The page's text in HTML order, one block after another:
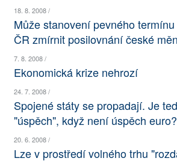
18. 8. 2008 /
Může stanovení pevného
ČR zmírnit posilovnání české
7. 8. 2008 /
Ekonomická krize nehrozí
24. 7. 2008 /
Spojené státy se propadají. Je
"úspěch", když není úspěch euro?
20. 6. 2008 /
Lze v prostředí volného trhu